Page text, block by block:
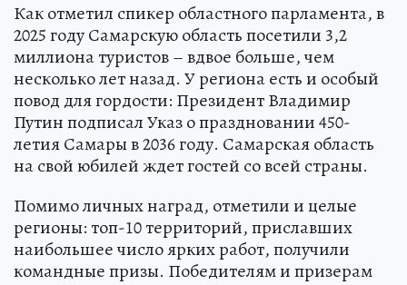
Как отметил спикер областного парламента, в
2025 году Самарскую область посетили 3,2
миллиона туристов – вдвое больше, чем
несколько лет назад. У региона есть и особый
повод для гордости: Президент Владимир
Путин подписал Указ о праздновании 450-
летия Самары в 2036 году. Самарская область
на свой юбилей ждет гостей со всей страны.
Помимо личных наград, отметили и целые
регионы: топ-10 территорий, приславших
наибольшее число ярких работ, получили
командные призы. Победителям и призерам